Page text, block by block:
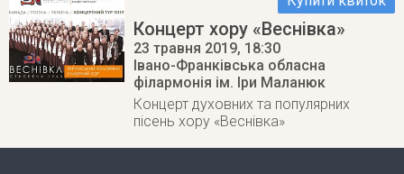
ПУБЛІКАЦІЇ Концерт хору «Веснівка»
23 травня 2019, 18:30
Івано-Франківська обласна
філармонія ім. Іри Маланюк
Концерт духовних та популярних
пісень хору «Веснівка»